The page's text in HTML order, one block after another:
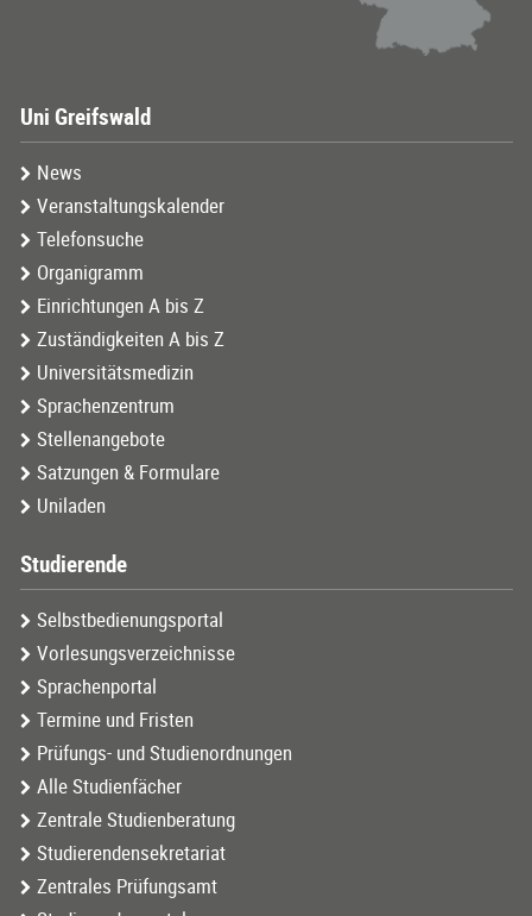
Uni Greifswald
News
Veranstaltungskalender
Telefonsuche
Organigramm
Einrichtungen A bis Z
Zuständigkeiten A bis Z
Universitätsmedizin
Sprachenzentrum
Stellenangebote
Satzungen & Formulare
Uniladen
Studierende
Selbstbedienungsportal
Vorlesungsverzeichnisse
Sprachenportal
Termine und Fristen
Prüfungs- und Studienordnungen
Alle Studienfächer
Zentrale Studienberatung
Studierendensekretariat
Zentrales Prüfungsamt